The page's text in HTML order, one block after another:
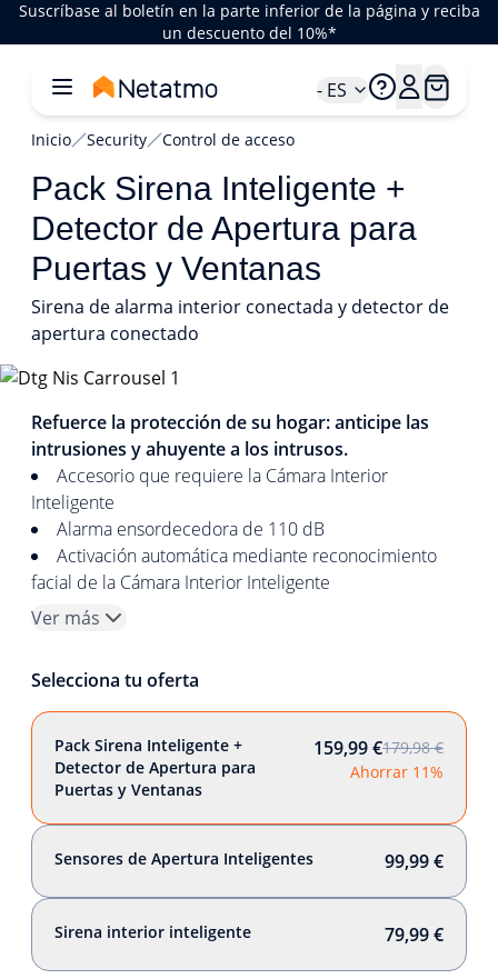
Suscríbase al boletín en la parte inferior de la página y reciba
un descuento del 10%*
- ES
Inicio Security Control de acceso
Pack Sirena Inteligente +
Detector de Apertura para
Puertas y Ventanas
Sirena de alarma interior conectada y detector de
apertura conectado
Refuerce la protección de su hogar: anticipe las
intrusiones y ahuyente a los intrusos.
Accesorio que requiere la Cámara Interior
Inteligente
Alarma ensordecedora de 110 dB
Activación automática mediante reconocimiento
facial de la Cámara Interior Inteligente
Ver más
Selecciona tu oferta
Pack Sirena Inteligente +
Detector de Apertura para
Puertas y Ventanas
159,99 €179,98 €
Ahorrar 11%
Sensores de Apertura Inteligentes 99,99 €
Sirena interior inteligente 79,99 €